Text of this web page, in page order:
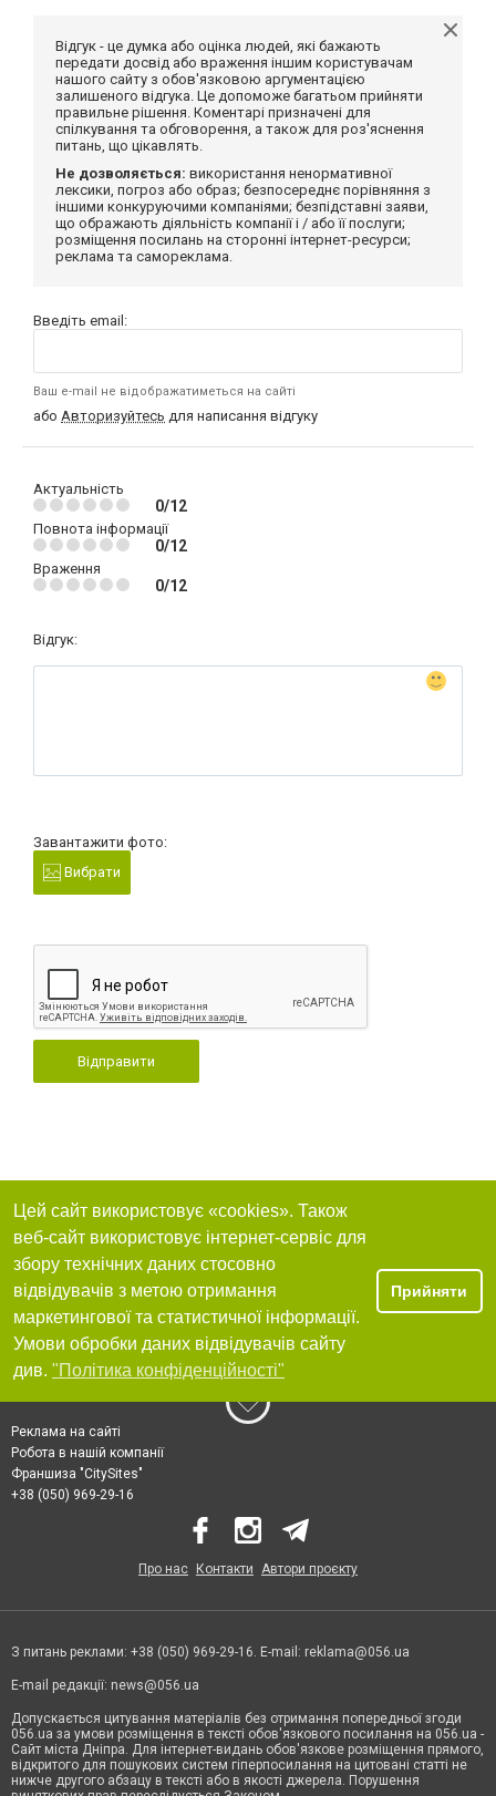
Відгук - це думка або оцінка людей, які бажають
передати досвід або враження іншим користувачам
нашого сайту з обов'язковою аргументацією
залишеного відгука. Це допоможе багатьом прийняти
правильне рішення. Коментарі призначені для
спілкування та обговорення, а також для роз'яснення
питань, що цікавлять.
Не дозволяється: використання ненормативної
лексики, погроз або образ; безпосереднє порівняння з
іншими конкуруючими компаніями; безпідставні заяви,
що ображають діяльність компанії і / або її послуги;
розміщення посилань на сторонні інтернет-ресурси;
реклама та самореклама.
Введіть email:
Ваш e-mail не відображатиметься на сайті
або Авторизуйтесь для написання відгуку
Актуальність
0/12
Повнота інформації
0/12
Враження
0/12
Відгук:
Завантажити фото:
Вибрати
Відправити
Цей сайт використовує «cookies». Також
веб-сайт використовує інтернет-сервіс для
збору технічних даних стосовно
відвідувачів з метою отримання
маркетингової та статистичної інформації.
Умови обробки даних відвідувачів сайту
див. "Політика конфіденційності"
Прийняти
Реклама на сайті
Робота в нашій компанії
Франшиза "CitySites"
+38 (050) 969-29-16
Про нас Контакти Автори проєкту
З питань реклами: +38 (050) 969-29-16. E-mail: reklama@056.ua
E-mail редакції: news@056.ua
Допускається цитування матеріалів без отримання попередньої згоди
056.ua за умови розміщення в тексті обов'язкового посилання на 056.ua -
Сайт міста Дніпра. Для інтернет-видань обов'язкове розміщення прямого,
відкритого для пошукових систем гіперпосилання на цитовані статті не
нижче другого абзацу в тексті або в якості джерела. Порушення